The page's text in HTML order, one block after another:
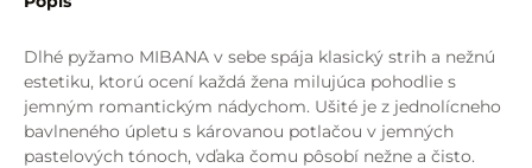
Dlhé pyžamo MIBANA v sebe spája klasický strih a nežnú
estetiku, ktorú ocení každá žena milujúca pohodlie s
jemným romantickým nádychom. Ušité je z jednolícneho
bavlneného úpletu s károvanou potlačou v jemných
pastelových tónoch, vďaka čomu pôsobí nežne a čisto.